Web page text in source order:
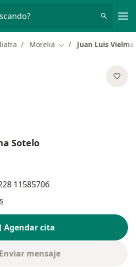
Morelia Cambiar de ciudad
Juan Luis
Sotelo
11585706
Agendar cita
Enviar mensaje